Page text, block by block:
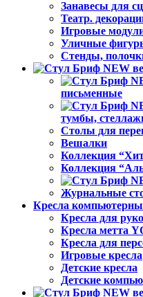
Занавесы для
Театр.
Игровые
Уличные
Стенды,
письменные
тумбы,
Столы для
Вешалки
Коллекция
Коллекция
Журнальные
Кресла
Кресла для
Кресла метта
Кресла для
Игровые кресла
Детские кресла
Детские